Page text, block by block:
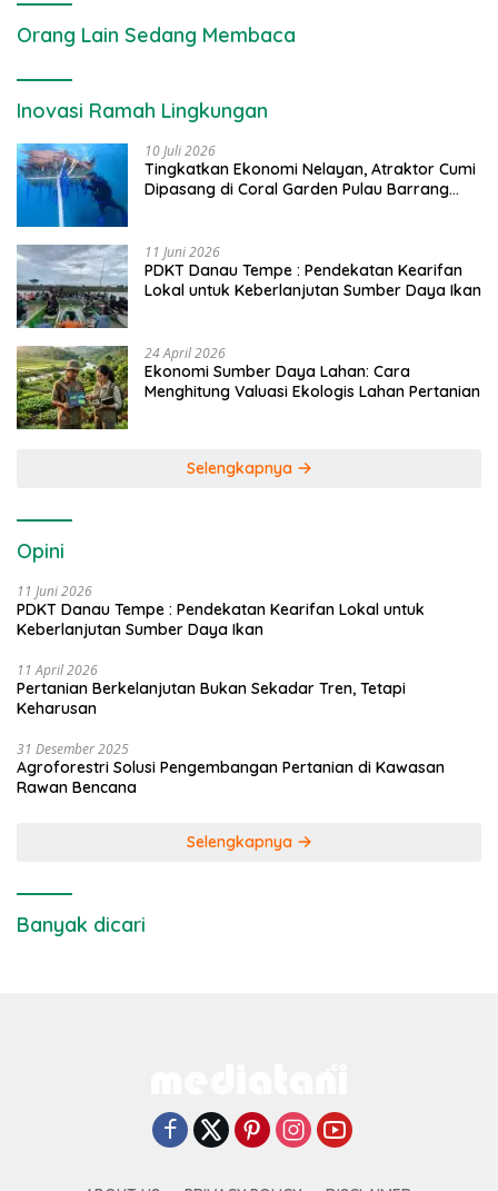
Orang Lain Sedang Membaca
Inovasi Ramah Lingkungan
10 Juli 2026
Tingkatkan Ekonomi Nelayan, Atraktor Cumi
Dipasang di Coral Garden Pulau Barrang
11 Juni 2026
PDKT Danau Tempe : Pendekatan Kearifan
Lokal untuk Keberlanjutan Sumber Daya Ikan
24 April 2026
Ekonomi Sumber Daya Lahan: Cara
Menghitung Valuasi Ekologis Lahan Pertanian
Selengkapnya
Opini
11 Juni 2026
PDKT Danau Tempe : Pendekatan Kearifan Lokal untuk
Keberlanjutan Sumber Daya Ikan
11 April 2026
Pertanian Berkelanjutan Bukan Sekadar Tren, Tetapi
Keharusan
31 Desember 2025
Agroforestri Solusi Pengembangan Pertanian di Kawasan
Rawan Bencana
Selengkapnya
Banyak dicari